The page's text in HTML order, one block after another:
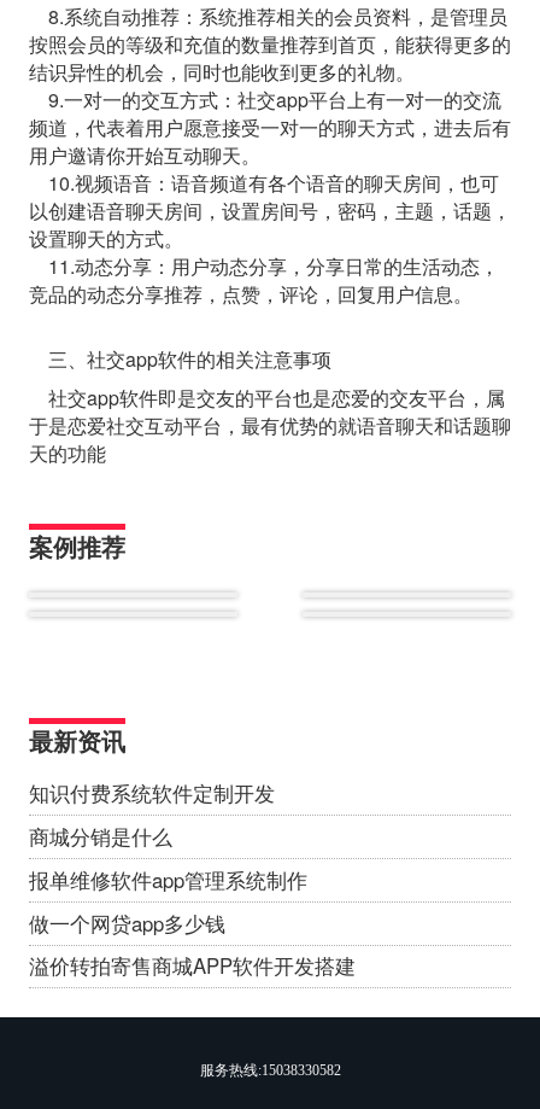
8.系统自动推荐：系统推荐相关的会员资料，是管理员
按照会员的等级和充值的数量推荐到首页，能获得更多的
结识异性的机会，同时也能收到更多的礼物。
9.一对一的交互方式：社交app平台上有一对一的交流
频道，代表着用户愿意接受一对一的聊天方式，进去后有
用户邀请你开始互动聊天。
10.视频语音：语音频道有各个语音的聊天房间，也可
以创建语音聊天房间，设置房间号，密码，主题，话题，
设置聊天的方式。
11.动态分享：用户动态分享，分享日常的生活动态，
竞品的动态分享推荐，点赞，评论，回复用户信息。
三、社交app软件的相关注意事项
社交app软件即是交友的平台也是恋爱的交友平台，属
于是恋爱社交互动平台，最有优势的就语音聊天和话题聊
天的功能
案例推荐
最新资讯
知识付费系统软件定制开发
商城分销是什么
报单维修软件app管理系统制作
做一个网贷app多少钱
溢价转拍寄售商城APP软件开发搭建
服务热线:15038330582